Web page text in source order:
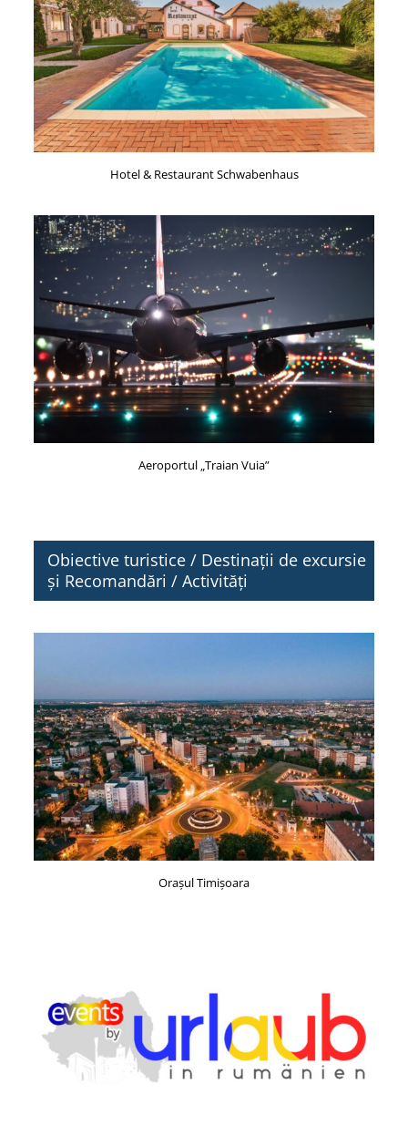
Hotel & Restaurant Schwabenhaus
Aeroportul „Traian Vuia”
Obiective turistice / Destinații de excursie
și Recomandări / Activități
Orașul Timişoara